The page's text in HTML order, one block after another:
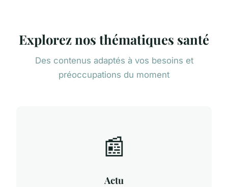
Explorez nos thématiques santé
Des contenus adaptés à vos besoins et
préoccupations du moment
📰
Actu